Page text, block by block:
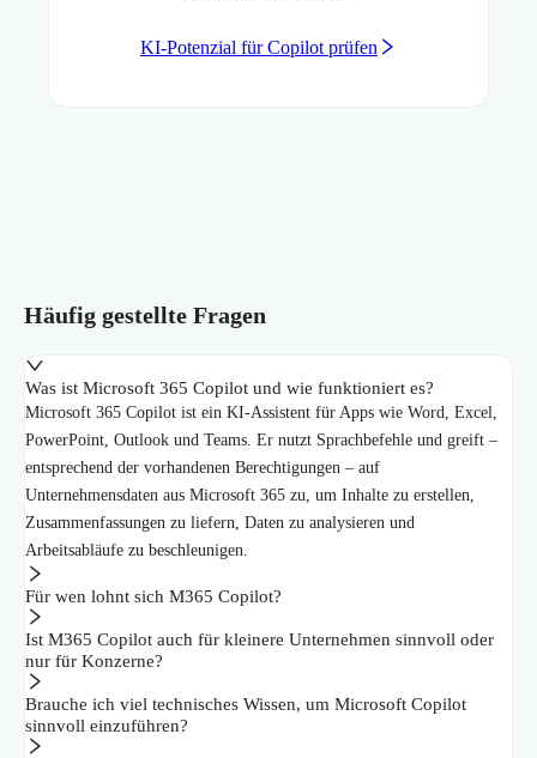
KI-Potenzial für Copilot prüfen
Häufig gestellte Fragen
Was ist Microsoft 365 Copilot und wie funktioniert es?
Microsoft 365 Copilot ist ein KI-Assistent für Apps wie Word, Excel,
PowerPoint, Outlook und Teams. Er nutzt Sprachbefehle und greift –
entsprechend der vorhandenen Berechtigungen – auf
Unternehmensdaten aus Microsoft 365 zu, um Inhalte zu erstellen,
Zusammenfassungen zu liefern, Daten zu analysieren und
Arbeitsabläufe zu beschleunigen.
Für wen lohnt sich M365 Copilot?
Ist M365 Copilot auch für kleinere Unternehmen sinnvoll oder
nur für Konzerne?
Brauche ich viel technisches Wissen, um Microsoft Copilot
sinnvoll einzuführen?